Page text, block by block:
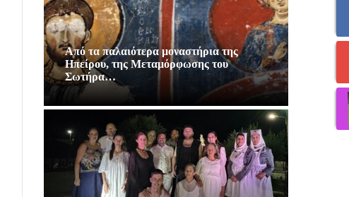
Από τα παλαιότερα μοναστήρια της
Ηπείρου, της Μεταμόρφωσης του
Σωτήρα…